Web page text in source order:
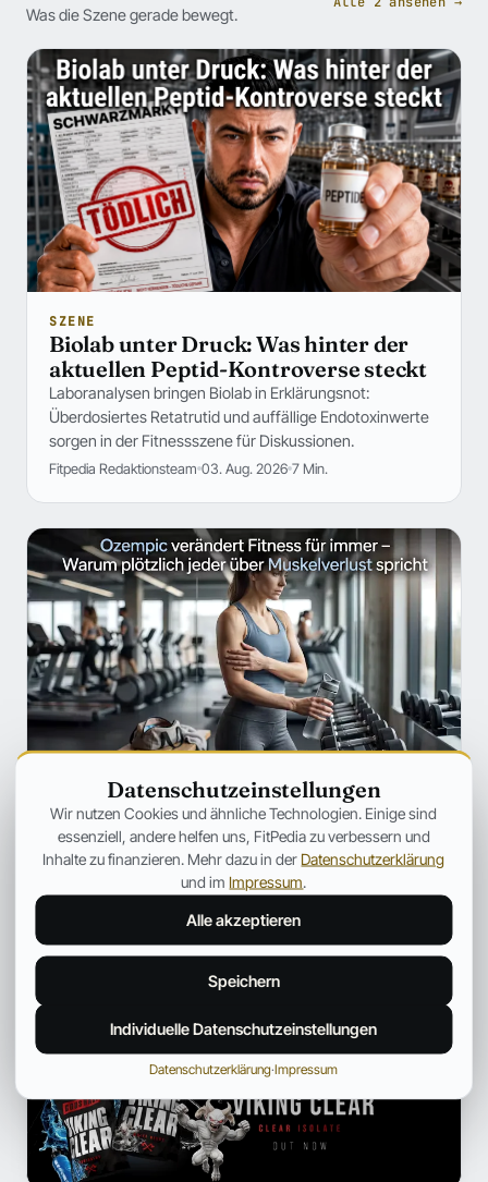
Was die Szene gerade bewegt.
SZENE
Biolab unter Druck: Was hinter der
aktuellen Peptid-Kontroverse steckt
Laboranalysen bringen Biolab in Erklärungsnot:
Überdosiertes Retatrutid und auffällige Endotoxinwerte
sorgen in der Fitnessszene für Diskussionen.
Fitpedia Redaktionsteam 03. Aug. 2026 7 Min.
Ozempic verändert Fitness für immer
– Warum plötzlich jeder über
Muskelverlust spricht
Warum GLP-1-Medikamente immer häufiger unter dem
Aspekt des Muskelabbaus besprochen werden.
Jonas Bauer 19. Juli 2026 12 Min.
Datenschutzeinstellungen
Wir nutzen Cookies und ähnliche Technologien. Einige sind
essenziell, andere helfen uns, FitPedia zu verbessern und
Inhalte zu finanzieren. Mehr dazu in der Datenschutzerklärung
und im Impressum
Alle akzeptieren
Speichern
Individuelle Datenschutzeinstellungen
Datenschutzerklärung·Impressum